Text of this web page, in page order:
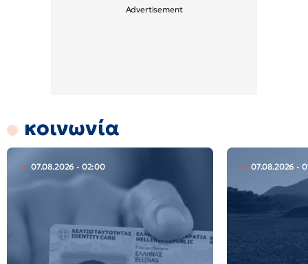
κοινωνία
07.08.2026 - 02:00 07.08.2026 -